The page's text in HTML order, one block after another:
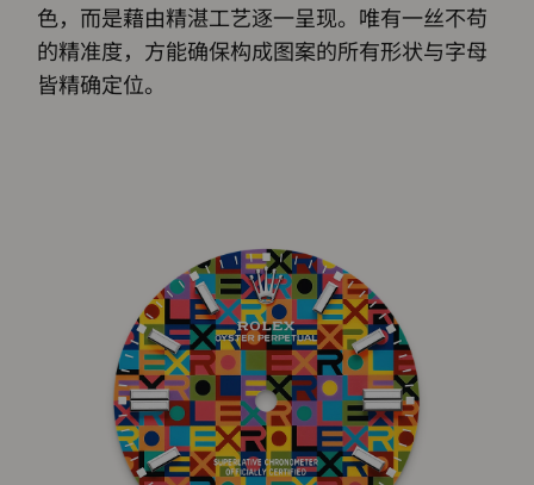
色，而是藉由精湛工艺逐一呈现。唯有一丝不苟
的精准度，方能确保构成图案的所有形状与字母
皆精确定位。